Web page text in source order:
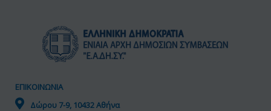
ΕΠΙΚΟΙΝΩΝΙΑ
Δώρου 7-9, 10432 Αθήνα